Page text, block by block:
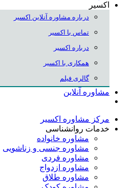
اکسیر
درباره مشاوره آنلاین اکسیر
تماس با اکسیر
درباره اکسیر
همکاری با اکسیر
گالری فیلم
مشاوره آنلاین
مرکز مشاوره اکسیر
خدمات روانشناسی
مشاوره خانواده
مشاوره جنسی و زناشویی
مشاوره فردی
مشاوره ازدواج
مشاوره طلاق